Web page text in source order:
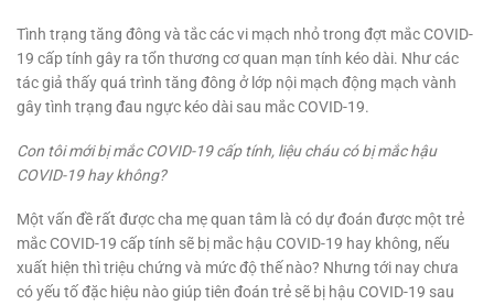
Tình trạng tăng đông và tắc các vi mạch nhỏ trong đợt mắc COVID-
19 cấp tính gây ra tổn thương cơ quan mạn tính kéo dài. Như các
tác giả thấy quá trình tăng đông ở lớp nội mạch động mạch vành
gây tình trạng đau ngực kéo dài sau mắc COVID-19.
Con tôi mới bị mắc COVID-19 cấp tính, liệu cháu có bị mắc hậu
COVID-19 hay không?
Một vấn đề rất được cha mẹ quan tâm là có dự đoán được một trẻ
mắc COVID-19 cấp tính sẽ bị mắc hậu COVID-19 hay không, nếu
xuất hiện thì triệu chứng và mức độ thế nào? Nhưng tới nay chưa
có yếu tố đặc hiệu nào giúp tiên đoán trẻ sẽ bị hậu COVID-19 sau